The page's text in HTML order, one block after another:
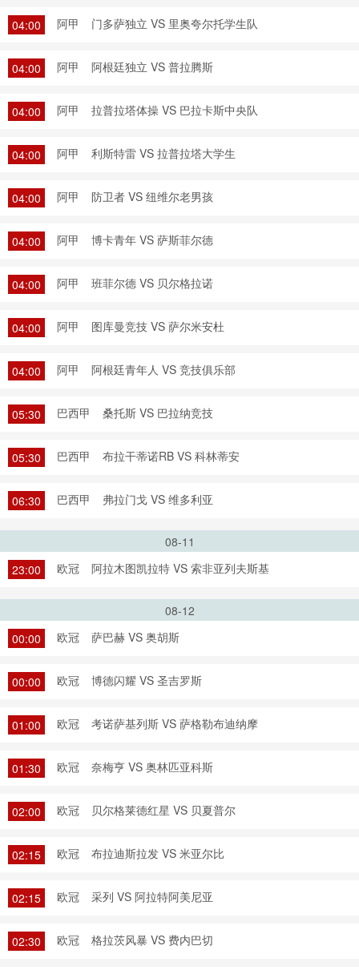
04:00 阿甲 门多萨独立 VS 里奥夸尔托学生队
04:00 阿甲 阿根廷独立 VS 普拉腾斯
04:00 阿甲 拉普拉塔体操 VS 巴拉卡斯中央队
04:00 阿甲 利斯特雷 VS 拉普拉塔大学生
04:00 阿甲 防卫者 VS 纽维尔老男孩
04:00 阿甲 博卡青年 VS 萨斯菲尔德
04:00 阿甲 班菲尔德 VS 贝尔格拉诺
04:00 阿甲 图库曼竞技 VS 萨尔米安杜
04:00 阿甲 阿根廷青年人 VS 竞技俱乐部
05:30 巴西甲 桑托斯 VS 巴拉纳竞技
05:30 巴西甲 布拉干蒂诺RB VS 科林蒂安
06:30 巴西甲 弗拉门戈 VS 维多利亚
08-11
23:00
欧冠 阿拉木图凯拉特 VS 索非亚列夫斯基
08-12
00:00
欧冠 萨巴赫 VS 奥胡斯
00:00 欧冠 博德闪耀 VS 圣吉罗斯
01:00 欧冠 考诺萨基列斯 VS 萨格勒布迪纳摩
01:30 欧冠 奈梅亨 VS 奥林匹亚科斯
02:00 欧冠 贝尔格莱德红星 VS 贝夏普尔
02:15 欧冠 布拉迪斯拉发 VS 米亚尔比
02:15 欧冠 采列 VS 阿拉特阿美尼亚
02:30 欧冠 格拉茨风暴 VS 费内巴切